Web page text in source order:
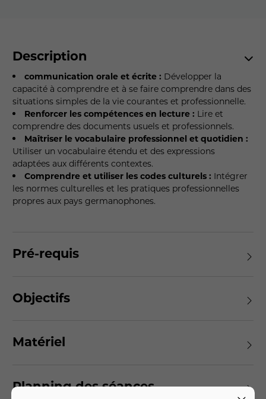
Description
communication orale et écrite : Développer la
capacité à comprendre et à se faire comprendre dans des
situations simples de la vie courantes et professionnelle.
Renforcer les compétences en lecture : Lire et
comprendre des documents usuels et professionnels.
Maîtriser le vocabulaire professionnel et quotidien :
Utiliser un vocabulaire étendu et des expressions
adaptées aux différents contextes.
Comprendre et utiliser les codes culturels : Intégrer
les normes culturelles et les pratiques professionnelles
propres aux pays germanophones.
Pré-requis
Objectifs
Matériel
Planning des séances